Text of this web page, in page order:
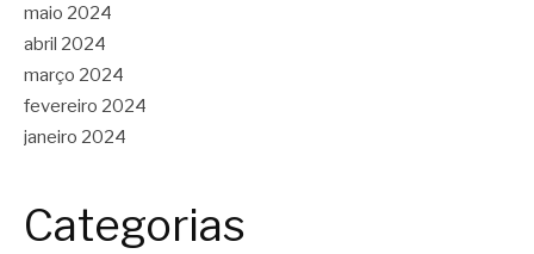
maio 2024
abril 2024
março 2024
fevereiro 2024
janeiro 2024
Categorias